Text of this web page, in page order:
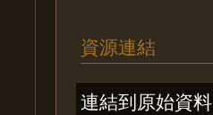
資源連結
連結到原始資料